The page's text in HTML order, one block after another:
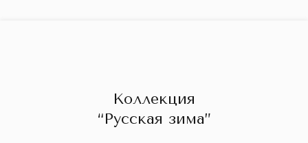
Коллекция
“Русская зима”